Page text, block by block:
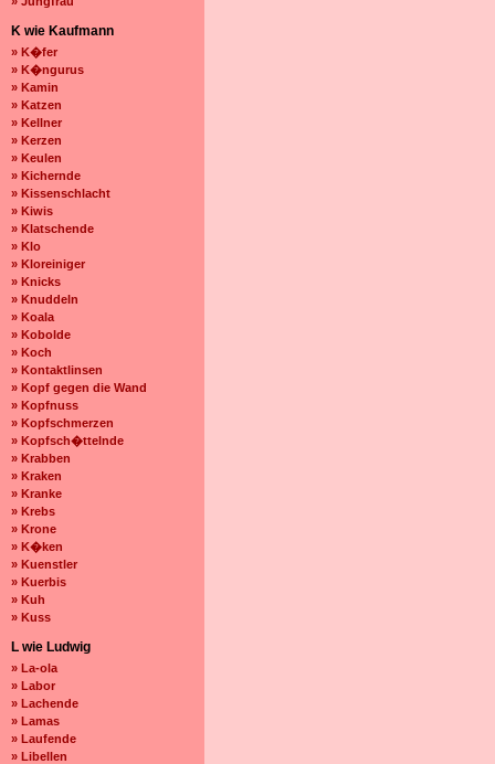
K wie Kaufmann
» K�fer
» K�ngurus
» Kamin
» Katzen
» Kellner
» Kerzen
» Keulen
» Kichernde
» Kissenschlacht
» Kiwis
» Klatschende
» Klo
» Kloreiniger
» Knicks
» Knuddeln
» Koala
» Kobolde
» Koch
» Kontaktlinsen
» Kopf gegen die Wand
» Kopfnuss
» Kopfschmerzen
» Kopfsch�ttelnde
» Krabben
» Kraken
» Kranke
» Krebs
» Krone
» K�ken
» Kuenstler
» Kuerbis
» Kuh
» Kuss
L wie Ludwig
» La-ola
» Labor
» Lachende
» Lamas
» Laufende
» Libellen